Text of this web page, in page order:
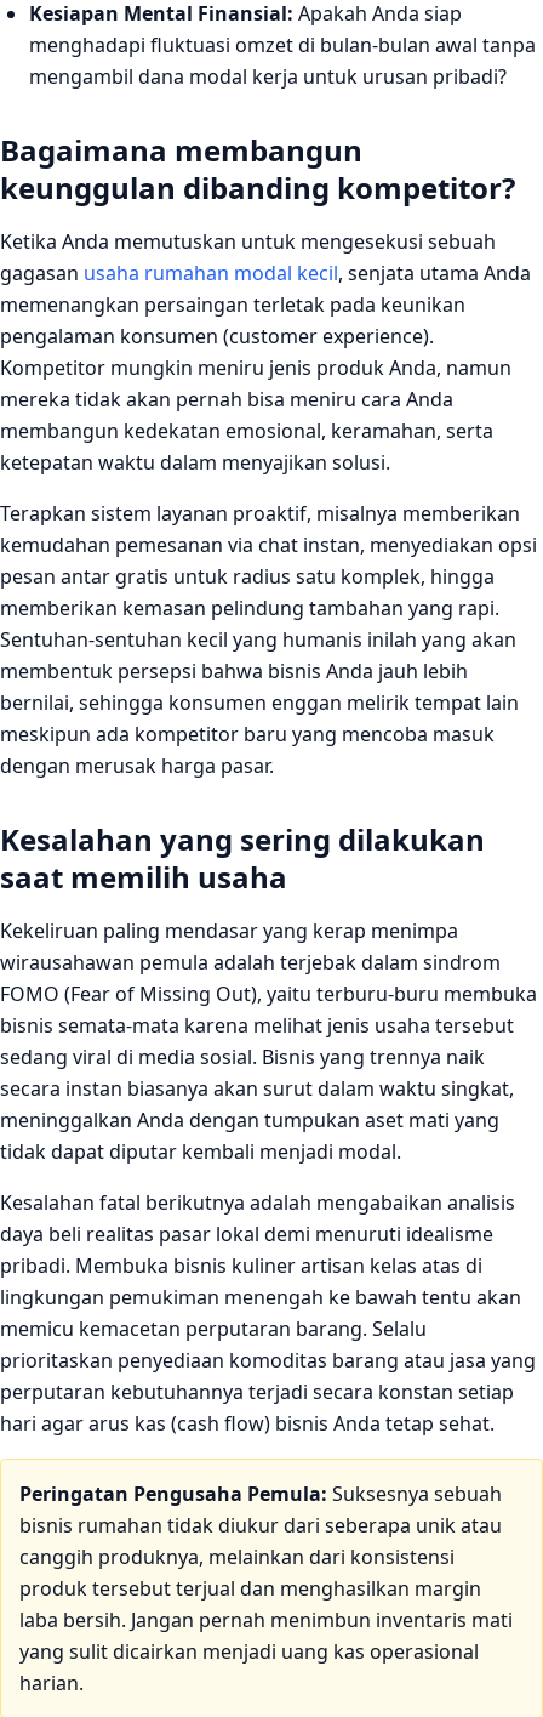
Kesiapan Mental Finansial: Apakah Anda siap
menghadapi fluktuasi omzet di bulan-bulan awal tanpa
mengambil dana modal kerja untuk urusan pribadi?
Bagaimana membangun
keunggulan dibanding kompetitor?
Ketika Anda memutuskan untuk mengesekusi sebuah
gagasan usaha rumahan modal kecil, senjata utama Anda
memenangkan persaingan terletak pada keunikan
pengalaman konsumen (customer experience).
Kompetitor mungkin meniru jenis produk Anda, namun
mereka tidak akan pernah bisa meniru cara Anda
membangun kedekatan emosional, keramahan, serta
ketepatan waktu dalam menyajikan solusi.
Terapkan sistem layanan proaktif, misalnya memberikan
kemudahan pemesanan via chat instan, menyediakan opsi
pesan antar gratis untuk radius satu komplek, hingga
memberikan kemasan pelindung tambahan yang rapi.
Sentuhan-sentuhan kecil yang humanis inilah yang akan
membentuk persepsi bahwa bisnis Anda jauh lebih
bernilai, sehingga konsumen enggan melirik tempat lain
meskipun ada kompetitor baru yang mencoba masuk
dengan merusak harga pasar.
Kesalahan yang sering dilakukan
saat memilih usaha
Kekeliruan paling mendasar yang kerap menimpa
wirausahawan pemula adalah terjebak dalam sindrom
FOMO (Fear of Missing Out), yaitu terburu-buru membuka
bisnis semata-mata karena melihat jenis usaha tersebut
sedang viral di media sosial. Bisnis yang trennya naik
secara instan biasanya akan surut dalam waktu singkat,
meninggalkan Anda dengan tumpukan aset mati yang
tidak dapat diputar kembali menjadi modal.
Kesalahan fatal berikutnya adalah mengabaikan analisis
daya beli realitas pasar lokal demi menuruti idealisme
pribadi. Membuka bisnis kuliner artisan kelas atas di
lingkungan pemukiman menengah ke bawah tentu akan
memicu kemacetan perputaran barang. Selalu
prioritaskan penyediaan komoditas barang atau jasa yang
perputaran kebutuhannya terjadi secara konstan setiap
hari agar arus kas (cash flow) bisnis Anda tetap sehat.
Peringatan Pengusaha Pemula: Suksesnya sebuah
bisnis rumahan tidak diukur dari seberapa unik atau
canggih produknya, melainkan dari konsistensi
produk tersebut terjual dan menghasilkan margin
laba bersih. Jangan pernah menimbun inventaris mati
yang sulit dicairkan menjadi uang kas operasional
harian.